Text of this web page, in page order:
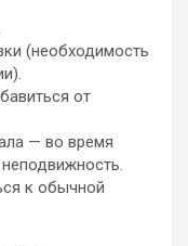
(необходимость
от
— во время
к обычной